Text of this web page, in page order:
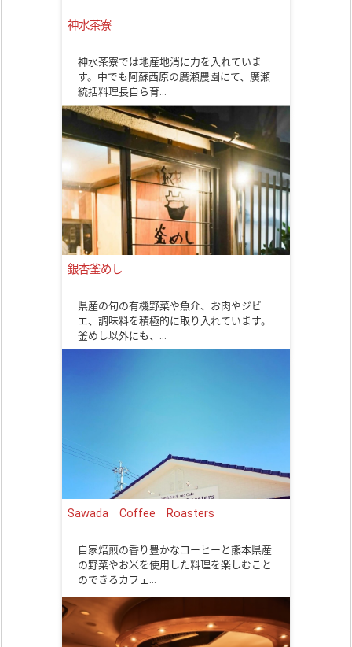
神水茶寮
神水茶寮では地産地消に力を入れていま
す。中でも阿蘇西原の廣瀬農園にて、廣瀬
統括料理長自ら育…
銀杏釜めし
県産の旬の有機野菜や魚介、お肉やジビ
エ、調味料を積極的に取り入れています。
釜めし以外にも、…
Sawada Coffee Roasters
自家焙煎の香り豊かなコーヒーと熊本県産
の野菜やお米を使用した料理を楽しむこと
のできるカフェ…